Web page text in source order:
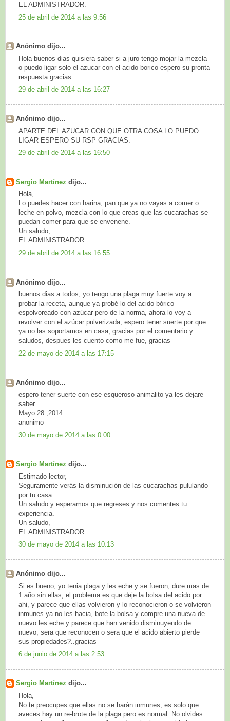
EL ADMINISTRADOR.
25 de abril de 2014 a las 9:56
Anónimo dijo...
Hola buenos dias quisiera saber si a juro tengo mojar la mezcla
o puedo ligar solo el azucar con el acido borico espero su pronta
respuesta gracias.
29 de abril de 2014 a las 16:27
Anónimo dijo...
APARTE DEL AZUCAR CON QUE OTRA COSA LO PUEDO
LIGAR ESPERO SU RSP GRACIAS.
29 de abril de 2014 a las 16:50
Sergio Martínez dijo...
Hola,
Lo puedes hacer con harina, pan que ya no vayas a comer o
leche en polvo, mezcla con lo que creas que las cucarachas se
puedan comer para que se envenene.
Un saludo,
EL ADMINISTRADOR.
29 de abril de 2014 a las 16:55
Anónimo dijo...
buenos dias a todos, yo tengo una plaga muy fuerte voy a
probar la receta, aunque ya probé lo del acido bórico
espolvoreado con azúcar pero de la norma, ahora lo voy a
revolver con el azúcar pulverizada, espero tener suerte por que
ya no las soportamos en casa, gracias por el comentario y
saludos, despues les cuento como me fue, gracias
22 de mayo de 2014 a las 17:15
Anónimo dijo...
espero tener suerte con ese esqueroso animalito ya les dejare
saber.
Mayo 28 ,2014
anonimo
30 de mayo de 2014 a las 0:00
Sergio Martínez dijo...
Estimado lector,
Seguramente verás la disminución de las cucarachas pululando
por tu casa.
Un saludo y esperamos que regreses y nos comentes tu
experiencia.
Un saludo,
EL ADMINISTRADOR.
30 de mayo de 2014 a las 10:13
Anónimo dijo...
Si es bueno, yo tenia plaga y les eche y se fueron, dure mas de
1 año sin ellas, el problema es que deje la bolsa del acido por
ahi, y parece que ellas volvieron y lo reconocieron o se volvieron
inmunes ya no les hacia, bote la bolsa y compre una nueva de
nuevo les eche y parece que han venido disminuyendo de
nuevo, sera que reconocen o sera que el acido abierto pierde
sus propiedades?..gracias
6 de junio de 2014 a las 2:53
Sergio Martínez dijo...
Hola,
No te preocupes que ellas no se harán inmunes, es solo que
aveces hay un re-brote de la plaga pero es normal. No olvides